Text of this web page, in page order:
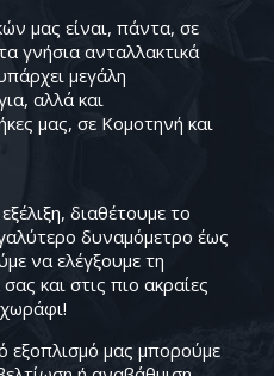
μας είναι, πάντα, σε
γνήσια ανταλλακτικά
μεγάλη
αλλά και
μας, σε Κομοτηνή και
διαθέτουμε το
δυναμόμετρο έως
να ελέγξουμε τη
και στις πιο ακραίες
εξοπλισμό μας μπορούμε